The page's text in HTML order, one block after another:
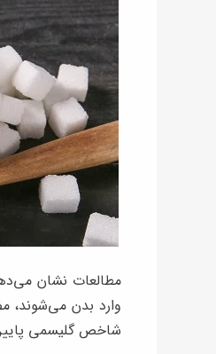
مطالعات نشان
وارد بدن می‌شوند،
شاخص گلیسمی